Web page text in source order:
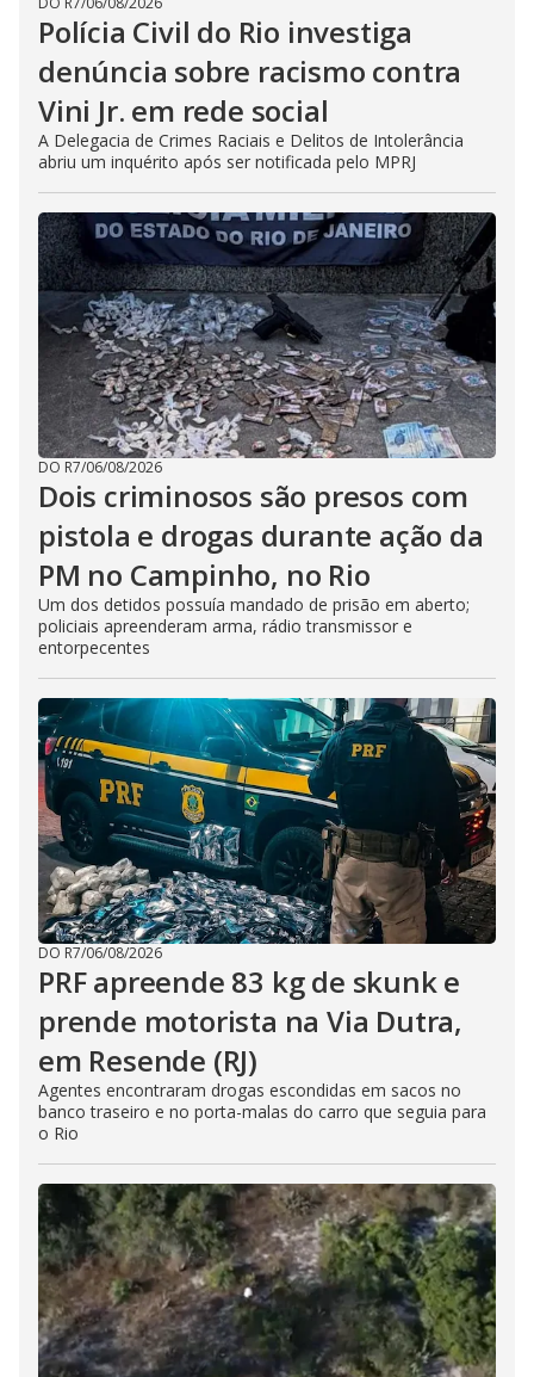
Polícia Civil do Rio investiga
denúncia sobre racismo contra
Vini Jr. em rede social
A Delegacia de Crimes Raciais e Delitos de Intolerância
abriu um inquérito após ser notificada pelo MPRJ
DO R7/06/08/2026
Dois criminosos são presos com
pistola e drogas durante ação da
PM no Campinho, no Rio
Um dos detidos possuía mandado de prisão em aberto;
policiais apreenderam arma, rádio transmissor e
entorpecentes
DO R7/06/08/2026
PRF apreende 83 kg de skunk e
prende motorista na Via Dutra,
em Resende (RJ)
Agentes encontraram drogas escondidas em sacos no
banco traseiro e no porta-malas do carro que seguia para
o Rio